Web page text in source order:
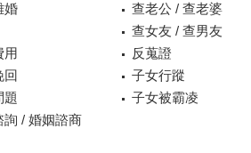
婚
用
回
題
詢 / 婚姻諮商
查老公 / 查老婆
查女友 / 查男友
反蒐證
子女行蹤
子女被霸凌